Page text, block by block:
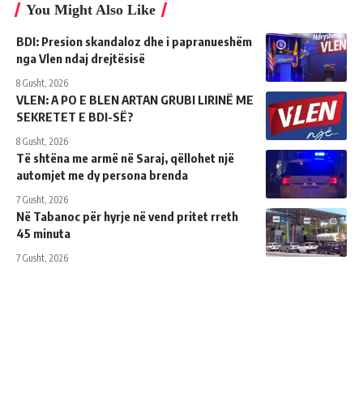
You Might Also Like
BDI: Presion skandaloz dhe i papranueshëm
nga Vlen ndaj drejtësisë
8 Gusht, 2026
VLEN: A PO E BLEN ARTAN GRUBI LIRINË ME
SEKRETET E BDI-SË?
8 Gusht, 2026
Të shtëna me armë në Saraj, qëllohet një
automjet me dy persona brenda
7 Gusht, 2026
Në Tabanoc për hyrje në vend pritet rreth
45 minuta
7 Gusht, 2026